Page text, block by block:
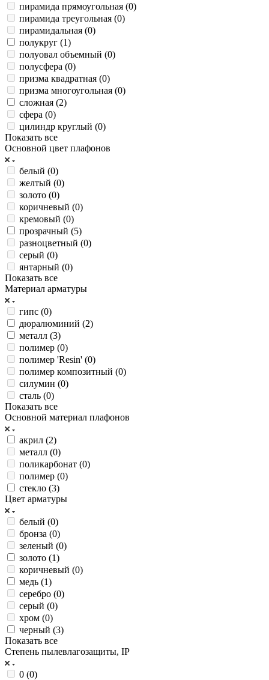
пирамида прямоугольная (0)
пирамида треугольная (0)
пирамидальная (0)
полукруг (1)
полуовал объемный (0)
полусфера (0)
призма квадратная (0)
призма многоугольная (0)
сложная (2)
сфера (0)
цилиндр круглый (0)
Показать все
Основной цвет плафонов
белый (0)
желтый (0)
золото (0)
коричневый (0)
кремовый (0)
прозрачный (5)
разноцветный (0)
серый (0)
янтарный (0)
Показать все
Материал арматуры
гипс (0)
дюралюминий (2)
металл (3)
полимер (0)
полимер 'Resin' (0)
полимер композитный (0)
силумин (0)
сталь (0)
Показать все
Основной материал плафонов
акрил (2)
металл (0)
поликарбонат (0)
полимер (0)
стекло (3)
Цвет арматуры
белый (0)
бронза (0)
зеленый (0)
золото (1)
коричневый (0)
медь (1)
серебро (0)
серый (0)
хром (0)
черный (3)
Показать все
Степень пылевлагозащиты, IP
0 (0)